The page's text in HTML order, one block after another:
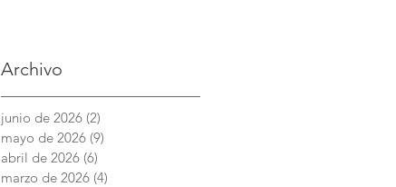
Archivo
junio de 2026 (2)
mayo de 2026 (9)
abril de 2026 (6)
marzo de 2026 (4)